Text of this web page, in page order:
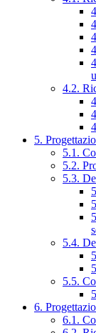
4.2.
5.
5.1.
5.2.
5.3.
5.4.
5.5.
6.
6.1.